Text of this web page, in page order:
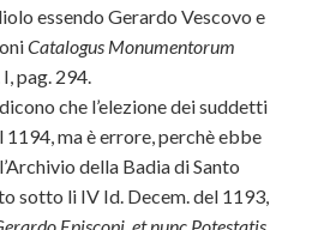
essendo Gerardo Vescovo e
Catalogus Monumentorum
pag. 294.
che l’elezione dei suddetti
1194, ma è errore, perchè ebbe
della Badia di Santo
sotto li IV Id. Decem. del 1193,